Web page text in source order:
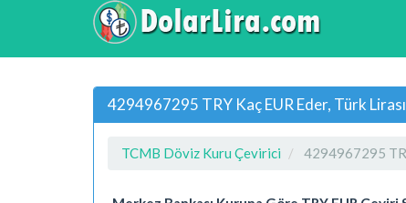
4294967295 TRY Kaç EUR Eder, Türk
TCMB Döviz Kuru Çevirici 4294967295